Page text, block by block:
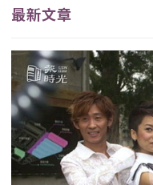
最新文章